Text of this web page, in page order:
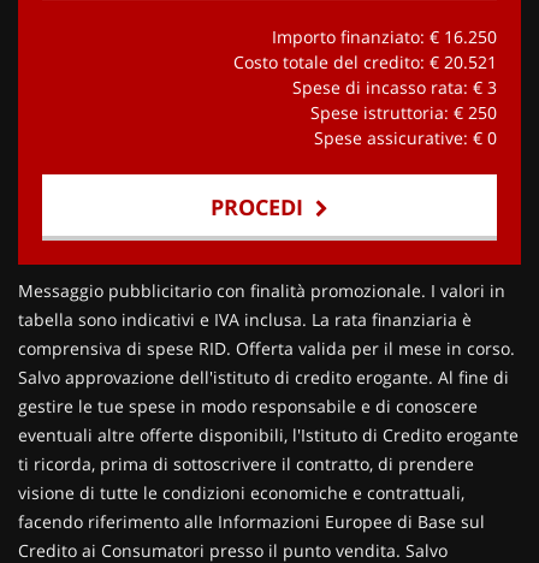
Importo finanziato: € 16.250
Costo totale del credito: € 20.521
Spese di incasso rata: € 3
Spese istruttoria: € 250
Spese assicurative: € 0
PROCEDI
Contattaci
Messaggio pubblicitario con finalità promozionale. I valori in
tabella sono indicativi e IVA inclusa. La rata finanziaria è
comprensiva di spese RID. Offerta valida per il mese in corso.
Salvo approvazione dell'istituto di credito erogante. Al fine di
gestire le tue spese in modo responsabile e di conoscere
eventuali altre offerte disponibili, l'Istituto di Credito erogante
ti ricorda, prima di sottoscrivere il contratto, di prendere
visione di tutte le condizioni economiche e contrattuali,
facendo riferimento alle Informazioni Europee di Base sul
Credito ai Consumatori presso il punto vendita. Salvo